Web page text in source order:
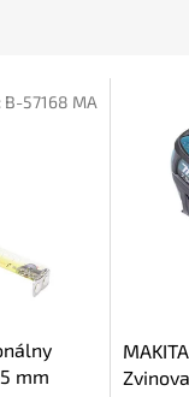
mm
B-57168 MA